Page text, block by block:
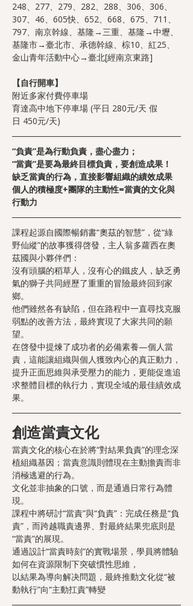
248、277、279、282、288、306、306、
307、46、605快、652、668、675、711、
797、南京幹線、基隆→三重、基隆→中壢、
基隆市→臺北市、承德幹線、棕10、紅25、
金山青年活動中心→臺北[經南京東路]
【自行開車】
附近多家付費停車場
育達高中地下停車場 (平日 280元/天 假
日 450元/天)
“負責”是為行動負責，盡心盡力；
“當責”是要為最終目標負責，要創造成果！
缺乏當責的行為，直接影響組織的績效成果
個人的積極度+團隊的主動性=當責的文化與
行動力
課程起源自國際暢銷書“奧茲的智慧”，從“綠
野仙縱”的故事獲得啓發，主人翁多蘿西在奧
茲國與小夥伴們：
沒有頭腦的稻草人，沒有心的鐵皮人，缺乏勇
氣的獅子共同經歷了重重的冒險最終回到家
鄉。
他們雖然各有缺陷，但在路程中一直尋找克服
弱點的改善方法，最終實現了大家共同的願
望。
在啓發中提煉了成功者的必備素養—個人當
責，這能讓組織與個人獲致內心的真正動力，
提升正面思維與承受壓力的能力，更能促進追
求整體目標的執行力，實現全域的最佳績效成
果。
創造當責文化
當責文化的核心在於將“對結果負責”的理念深
植組織基因；當責意識則體現在主動擔責而非
消極逃避的行為。
文化並非抽象的口號，而是通過日常行為體
現。
課程中將研討“當責”與“負責”：完成任務是“負
責”，而跨越職責邊界、對最終結果兜底則是
“當責”的展現。
通過設計“當責時刻”的實戰場景，學員將體驗
如何在資源限制下突破慣性思維，
以結果為導向解决問題，最終推動文化從“被
動執行”向“主動扛責”轉變